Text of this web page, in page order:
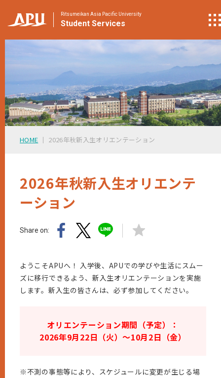
Ritsumeikan Asia Pacific University
Student Services
HOME 2026年秋新入生オリエンテーション
2026年秋新入生オリエンテ
ーション
Share on:
ようこそAPUへ！ 入学後、APUでの学びや生活にスムー
ズに移行できるよう、新入生オリエンテーションを実施
します。新入生の皆さんは、必ず参加してください。
オリエンテーション期間（予定）：
2026年9月22日（火）～10月2日（金）
※不測の事態等により、スケジュールに変更が生じる場